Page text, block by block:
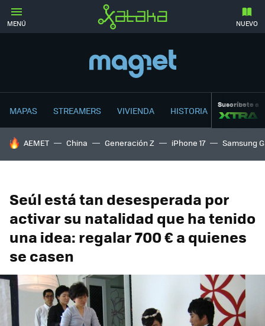
MENÚ NUEVO
MAPAS STREAMERS VIVIENDA HISTORIA Suscríbete a
HOY SE HABLA DE
AEMET China Generación Z iPhone 17 Samsung
Seúl está tan desesperada por
activar su natalidad que ha tenido
una idea: regalar 700 € a quienes
se casen